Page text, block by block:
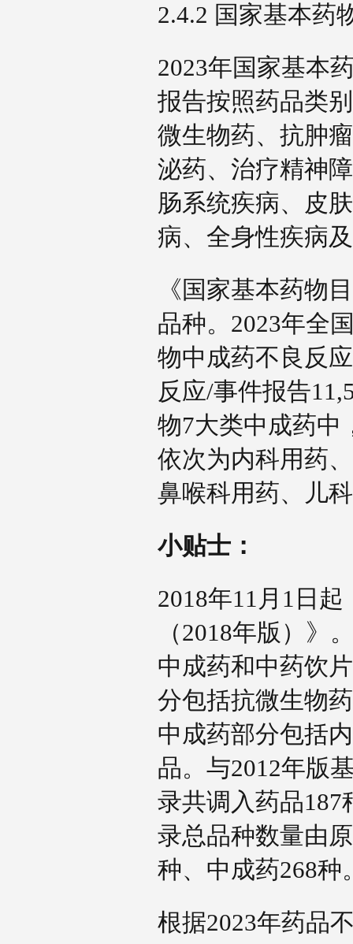
2.4.2 国家基本
2023年国家基本
报告按照药品类
微生物药、抗肿
泌药、治疗精神
肠系统疾病、皮
病、全身性疾病
《国家基本药物
品种。2023年全
物中成药不良反
反应/事件报告
物7大类中成药中
依次为内科用药
鼻喉科用药、儿
小贴士：
2018年11月1日
（2018年版）》
中成药和中药饮
分包括抗微生物
中成药部分包括
品。与2012年版
录共调入药品187
录总品种数量由
种、中成药268
根据2023年药品